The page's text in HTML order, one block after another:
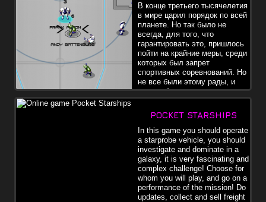
В конце третьего тысячелетия
в мире царил порядок по всей
планете. Но так было не
всегда, для того, что
гарантировать это, пришлось
пойти на крайние меры, среди
которых был запрет
спортивных соревнований. Но
не все были этому рады, и
таким образом, стали
организовываться нелегальные подземные спортивные
соревнования.Для предотвращения этого, было решено
разрешить одну жестокую дисциплину, и назвали ее Crunchball
3000. В Crunchball 3000 все очень проста, надо забить мяч
столько раз, сколько это возможно.
POCKET STARSHIPS
In this game you should operate
a starprobe vehicle, you should
investigate and dominate in a
galaxy, it is very fascinating and
complex challenge! Choose for
whom you will play, and go on a
performance of the mission! Do
updates, collect and sell freight